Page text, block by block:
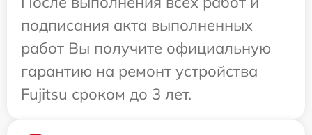
подписания акта выполненных
работ Вы получите официальную
гарантию на ремонт устройства
Fujitsu сроком до 3 лет.